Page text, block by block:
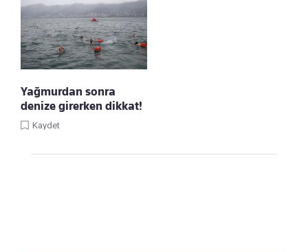
Yağmurdan sonra
denize girerken dikkat!
Kaydet